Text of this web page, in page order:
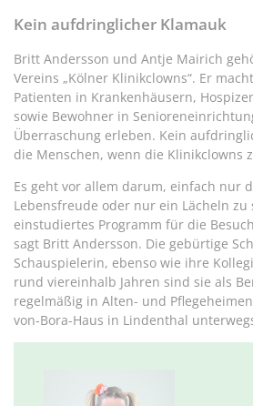
Kein aufdringlicher Klamauk
Britt Andersson und Antje Mairich
Vereins „Kölner Klinikclowns“. Er
Patienten in Krankenhäusern,
sowie Bewohner in
Überraschung erleben. Kein
die Menschen, wenn die Klinikclowns
Es geht vor allem darum, einfach nur
Lebensfreude oder nur ein Lächeln zu
einstudiertes Programm für die
sagt Britt Andersson. Die gebürtige
Schauspielerin, ebenso wie ihre
rund viereinhalb Jahren sind sie als
regelmäßig in Alten- und
von-Bora-Haus in Lindenthal